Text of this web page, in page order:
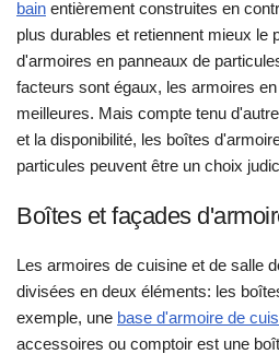
bain entièrement construites en
plus durables et retiennent mieux le
d'armoires en panneaux de
facteurs sont égaux, les armoires
meilleures. Mais compte tenu
et la disponibilité, les boîtes
particules peuvent être un choix
Boîtes et façades
Les armoires de cuisine et de salle
divisées en deux éléments: les
exemple, une base d'armoire de
accessoires ou comptoir est une